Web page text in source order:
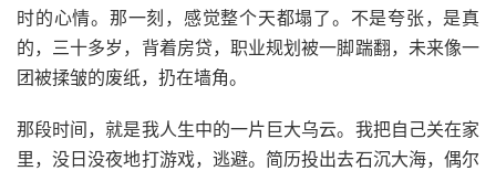
时的心情。那一刻，感觉整个天都塌了。不是夸张，是真
的，三十多岁，背着房贷，职业规划被一脚踹翻，未来像一
团被揉皱的废纸，扔在墙角。
那段时间，就是我人生中的一片巨大乌云。我把自己关在家
里，没日没夜地打游戏，逃避。简历投出去石沉大海，偶尔